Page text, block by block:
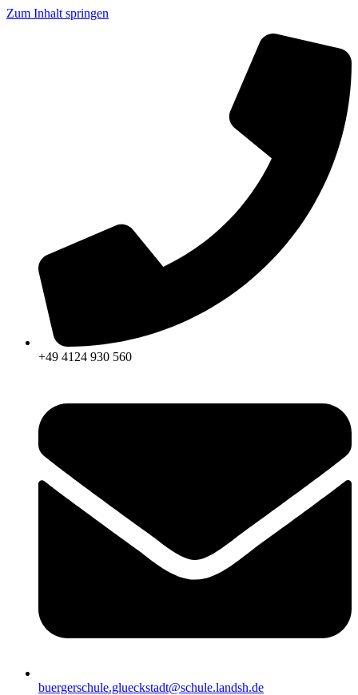
Zum Inhalt springen
+49 4124 930 560
buergerschule.glueckstadt@schule.landsh.de